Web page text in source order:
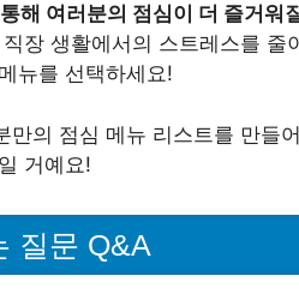
해 여러분의 점심이 더 즐거워
장 생활에서의 스트레스를
뉴를 선택하세요!
만의 점심 메뉴 리스트를 만들
거예요!
질문 Q&A